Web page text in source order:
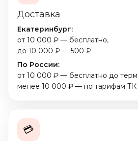
Доставка
Екатеринбург:
от 10 000 ₽ — бесплатно,
до 10 000 ₽ — 500 ₽
По России:
от 10 000 ₽ — бесплатно до
менее 10 000 ₽ — по тарифам ТК
💳